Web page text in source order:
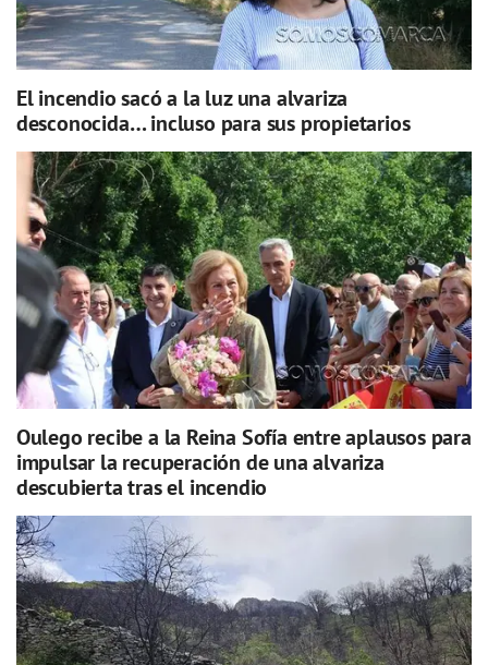
El incendio sacó a la luz una alvariza
desconocida… incluso para sus propietarios
Oulego recibe a la Reina Sofía entre aplausos para
impulsar la recuperación de una alvariza
descubierta tras el incendio